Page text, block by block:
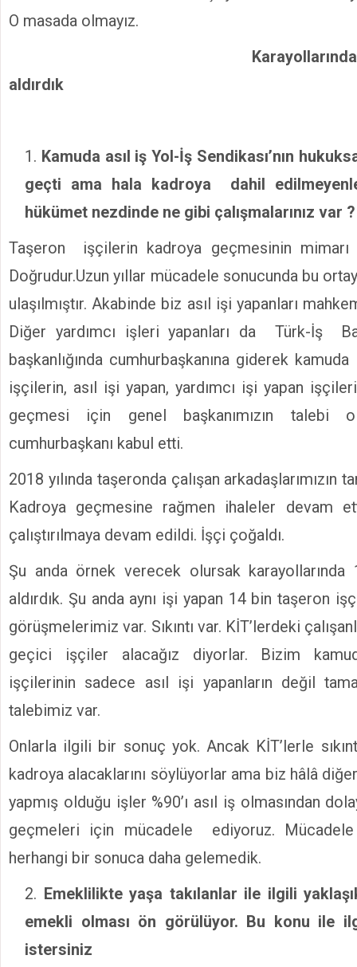
O masada olmayız.
Karayollarında 10 bin
aldırdık
Kamuda asıl iş Yol-İş Sendikası’nın
geçti ama hala kadroya dahil
hükümet nezdinde ne gibi çalışmalarınız var ?
Taşeron işçilerin kadroya geçmesinin mimarı
Doğrudur.Uzun yıllar mücadele sonucunda bu
ulaşılmıştır. Akabinde biz asıl işi yapanları
Diğer yardımcı işleri yapanları da Türk-İş
başkanlığında cumhurbaşkanına giderek
işçilerin, asıl işi yapan, yardımcı işi yapan
geçmesi için genel başkanımızın
cumhurbaşkanı kabul etti.
2018 yılında taşeronda çalışan arkadaşlarımızın
Kadroya geçmesine rağmen ihaleler devam
çalıştırılmaya devam edildi. İşçi çoğaldı.
Şu anda örnek verecek olursak
aldırdık. Şu anda aynı işi yapan 14 bin taşeron
görüşmelerimiz var. Sıkıntı var. KİT’lerdeki
geçici işçiler alacağız diyorlar. Bizim
işçilerinin sadece asıl işi yapanların değil
talebimiz var.
Onlarla ilgili bir sonuç yok. Ancak KİT’lerle
kadroya alacaklarını söylüyorlar ama biz hâlâ
yapmış olduğu işler %90’ı asıl iş olmasından
geçmeleri için mücadele ediyoruz.
herhangi bir sonuca daha gelemedik.
Emeklilikte yaşa takılanlar ile ilgili
emekli olması ön görülüyor. Bu konu ile
istersiniz